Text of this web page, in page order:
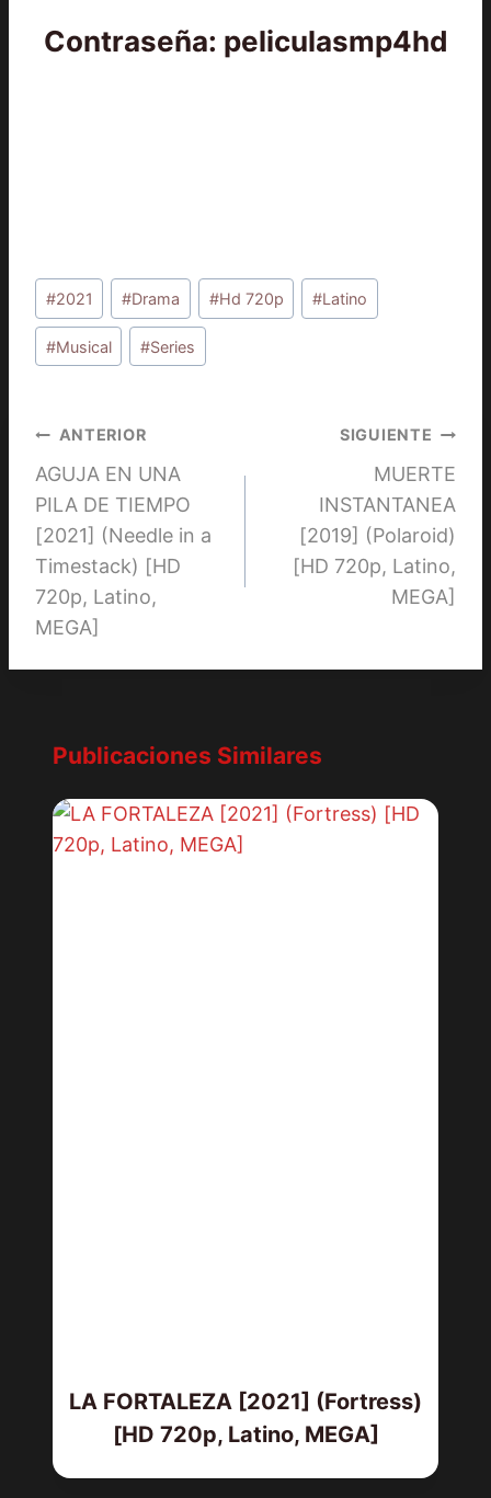
Contraseña: peliculasmp4hd
Etiquetas
de
la
#2021 #Drama #Hd 720p #Latino
#Musical #Series
Navegación
de
entradas
ANTERIOR
AGUJA EN UNA
PILA DE TIEMPO
[2021] (Needle in a
Timestack) [HD
720p, Latino,
MEGA]
SIGUIENTE
MUERTE
INSTANTANEA
[2019] (Polaroid)
[HD 720p, Latino,
MEGA]
Publicaciones Similares
LA FORTALEZA [2021] (Fortress)
[HD 720p, Latino, MEGA]